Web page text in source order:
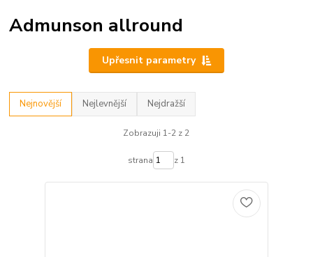
Admunson allround
Upřesnit parametry
Nejnovější Nejlevnější Nejdražší
Zobrazuji 1-2 z 2
strana z 1